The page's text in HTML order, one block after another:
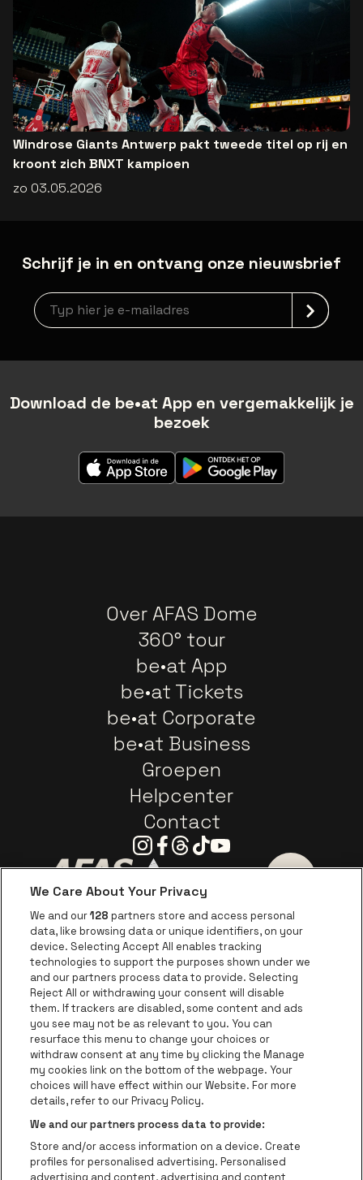
Windrose Giants Antwerp pakt tweede titel op rij en
kroont zich BNXT kampioen
zo 03.05.2026
Schrijf je in en ontvang onze nieuwsbrief
Nieuwsbrief aanmelding
Download de be•at App en vergemakkelijk je
bezoek
Over AFAS Dome
360° tour
be•at App
be•at Tickets
be•at Corporate
be•at Business
Groepen
Helpcenter
Contact
Instagram
Facebook
Threads
TiktokYoutube
Ga naar
Ga naar de website van Europcar
Ga naar de
Ga naar de website van Coca-Cola
Ga naar de website van
Ga naar de
Ga naar de website van Champagne
Ga naar de website
Ga naar de website van Het
Ga naar de
AFAS Dome is een deel van be•at
AFAS Dome
Schijnpoortweg 119, 2170 Antwerpen
Be-At Venues
Schijnpoortweg 119, 2170 Antwerpen
We Care About Your Privacy
We and our128 partners store and access personal
data, like browsing data or unique identifiers, on your
device. Selecting Accept All enables tracking
technologies to support the purposes shown under we
and our partners process data to provide. Selecting
Reject All or withdrawing your consent will disable
them. If trackers are disabled, some content and ads
you see may not be as relevant to you. You can
resurface this menu to change your choices or
withdraw consent at any time by clicking the Manage
my cookies link on the bottom of the webpage. Your
choices will have effect within our Website. For more
details, refer to our Privacy Policy.
We and our partners process data to provide:
Store and/or access information on a device. Create
profiles for personalised advertising. Personalised
advertising and content, advertising and content